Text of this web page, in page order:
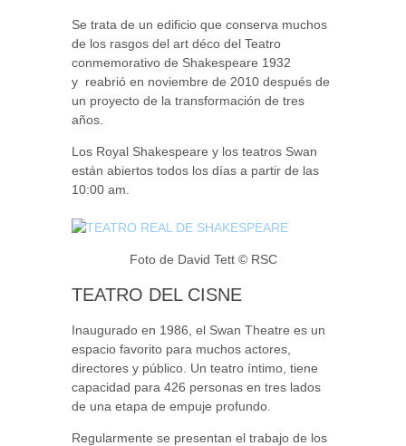
Se trata de un edificio que conserva muchos
de los rasgos del art déco del Teatro
conmemorativo de Shakespeare 1932
y reabrió en noviembre de 2010 después de
un proyecto de la transformación de tres
años.
Los Royal Shakespeare y los teatros Swan
están abiertos todos los días a partir de las
10:00 am.
Foto de David Tett © RSC
TEATRO DEL CISNE
Inaugurado en 1986, el Swan Theatre es un
espacio favorito para muchos actores,
directores y público. Un teatro íntimo, tiene
capacidad para 426 personas en tres lados
de una etapa de empuje profundo.
Regularmente se presentan el trabajo de los